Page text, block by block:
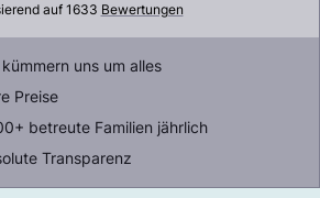
auf 1633 Bewertungen
uns um alles
Preise
betreute Familien jährlich
Transparenz